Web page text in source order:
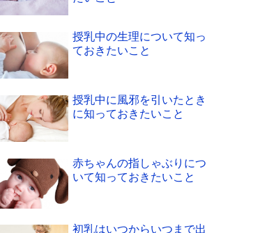
授乳中の生理について知っ
ておきたいこと
授乳中に風邪を引いたとき
に知っておきたいこと
赤ちゃんの指しゃぶりにつ
いて知っておきたいこと
初乳はいつからいつまで出